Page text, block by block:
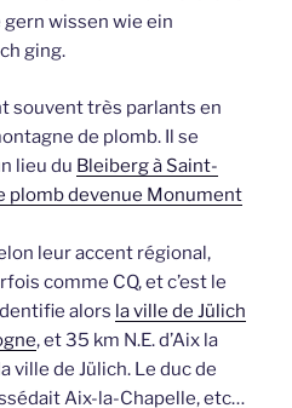
wissen wie ein
ging.
souvent très parlants en
de plomb. Il se
lieu du Bleiberg à Saint-
plomb devenue Monument
leur accent régional,
comme CQ, et c’est le
alors la ville de Jülich
, et 35 km N.E. d’Aix la
ville de Jülich. Le duc de
Aix-la-Chapelle, etc…